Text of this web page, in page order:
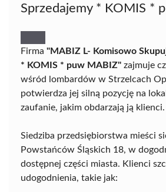
Sprzedajemy * KOMIS *
Firma "MABIZ L- Komisowo
* KOMIS * puw MABIZ" zajmuje
wśród lombardów w Strzelcach
potwierdza jej silną pozycję na
zaufanie, jakim obdarzają ją klienci.
Siedziba przedsiębiorstwa mieści
Powstańców Śląskich 18, w
dostępnej części miasta. Klienci
udogodnienia, takie jak: